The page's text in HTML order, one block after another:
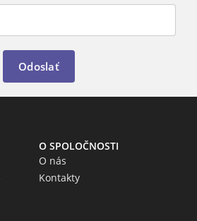
Odoslať
O SPOLOČNOSTI
O nás
Kontakty